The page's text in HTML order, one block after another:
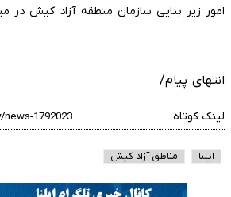
امور زیر بنایی سازمان منطقه آزاد کیش در
انتهای پیام/
لینک کوتاه
ایلنا مناطق آزاد کیش